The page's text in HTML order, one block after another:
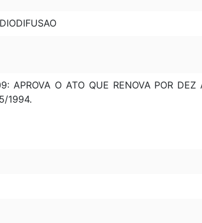
O ATO QUE RENOVA POR DEZ
1994.